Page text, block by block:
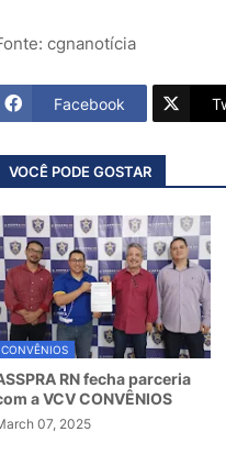
cgnanotícia
Facebook
VOCÊ PODE GOSTAR
CONVÊNIOS
RN fecha parceria
a VCV CONVÊNIOS
07, 2025